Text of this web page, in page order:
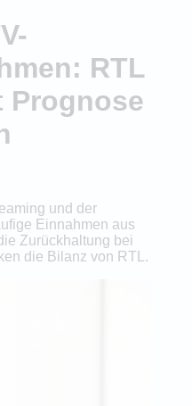
RTL
Prognose
und der
Einnahmen aus
Zurückhaltung bei
die Bilanz von RTL.